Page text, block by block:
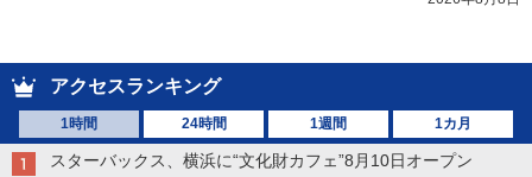
アクセスランキング
1時間 24時間 1週間 1カ月
スターバックス、横浜に“文化財カフェ”8月10日オープン